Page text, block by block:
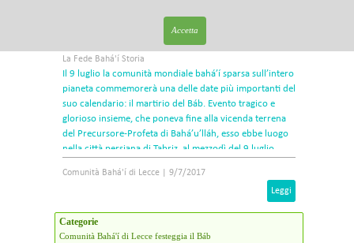
Accetta
Commemorazione il martirio del Báb, 9
La Fede Bahá'í Storia
Il 9 luglio la comunità mondiale bahá’í sparsa sull’intero
pianeta commemorerà una delle date più importanti del
suo calendario: il martirio del Báb. Evento tragico e
glorioso insieme, che poneva fine alla vicenda terrena
del Precursore-Profeta di Bahá’u’lláh, esso ebbe luogo
nella città persiana di Tabriz, al mezzodì del 9 luglio
Comunità Bahá'í di Lecce
9/7/2017
Leggi
Categorie
Comunità Bahá'í di Lecce festeggia il Báb